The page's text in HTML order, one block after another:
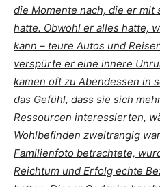
die Momente nach, die er mit
hatte. Obwohl er alles hatte,
kann – teure Autos und
verspürte er eine innere
kamen oft zu Abendessen in
das Gefühl, dass sie sich
Ressourcen interessierten,
Wohlbefinden zweitrangig
Familienfoto betrachtete,
Reichtum und Erfolg echte